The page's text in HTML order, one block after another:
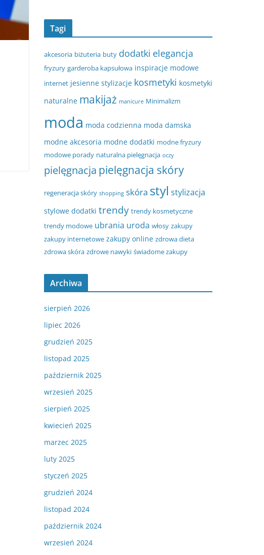
Tagi
akcesoria biżuteria buty dodatki elegancja
fryzury garderoba kapsułowa inspiracje modowe
internet jesienne stylizacje kosmetyki kosmetyki
naturalne makijaż manicure Minimalizm
moda moda codzienna moda damska
modne akcesoria modne dodatki modne fryzury
modowe porady naturalna pielęgnacja oczy
pielęgnacja pielęgnacja skóry
regeneracja skóry shopping skóra styl stylizacja
stylowe dodatki trendy trendy kosmetyczne
trendy modowe ubrania uroda włosy zakupy
zakupy internetowe zakupy online zdrowa dieta
zdrowa skóra zdrowe nawyki świadome zakupy
Archiwa
sierpień 2026
lipiec 2026
grudzień 2025
listopad 2025
październik 2025
wrzesień 2025
sierpień 2025
kwiecień 2025
marzec 2025
luty 2025
styczeń 2025
grudzień 2024
listopad 2024
październik 2024
wrzesień 2024